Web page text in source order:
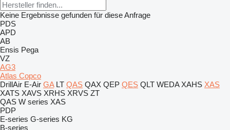
Keine Ergebnisse gefunden für diese Anfrage
PDS
APD
AB
Ensis Pega
VZ
AG3
Atlas Copco
DrillAir E-Air GA LT QAS QAX QEP QES QLT WEDA XAHS XAS
XATS XAVS XRHS XRVS ZT
QAS W series XAS
PDP
E-series G-series KG
B-series